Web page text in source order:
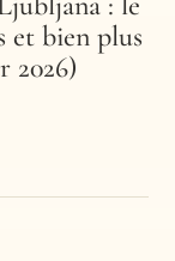
et bien plus
2026)